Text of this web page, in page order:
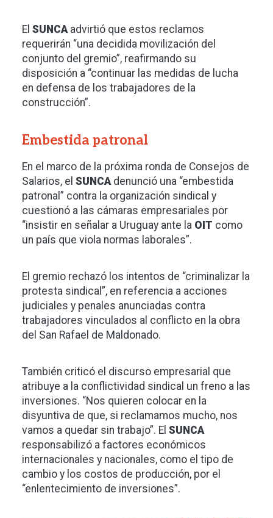
El SUNCA advirtió que estos reclamos
requerirán “una decidida movilización del
conjunto del gremio”, reafirmando su
disposición a “continuar las medidas de lucha
en defensa de los trabajadores de la
construcción”.
Embestida patronal
En el marco de la próxima ronda de Consejos de
Salarios, el SUNCA denunció una “embestida
patronal” contra la organización sindical y
cuestionó a las cámaras empresariales por
“insistir en señalar a Uruguay ante la OIT como
un país que viola normas laborales”.
El gremio rechazó los intentos de “criminalizar la
protesta sindical”, en referencia a acciones
judiciales y penales anunciadas contra
trabajadores vinculados al conflicto en la obra
del San Rafael de Maldonado.
También criticó el discurso empresarial que
atribuye a la conflictividad sindical un freno a las
inversiones. “Nos quieren colocar en la
disyuntiva de que, si reclamamos mucho, nos
vamos a quedar sin trabajo”. El SUNCA
responsabilizó a factores económicos
internacionales y nacionales, como el tipo de
cambio y los costos de producción, por el
“enlentecimiento de inversiones”.